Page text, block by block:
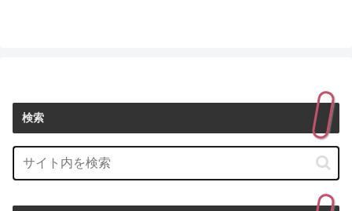
検索